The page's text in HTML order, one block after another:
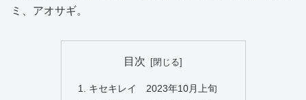
ミ、アオサギ。
目次
キセキレイ 2023年10月上旬